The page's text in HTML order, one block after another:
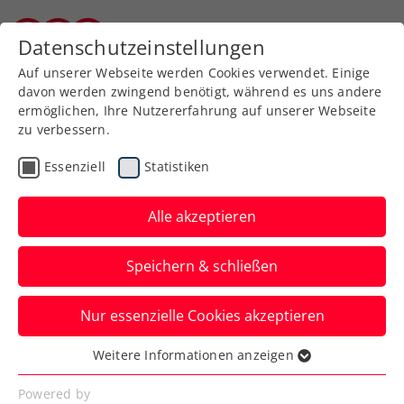
Zurück zur Newsübersicht
Turniere
Hochkarätige Besetzung
beim sportsbusiness.at
Breakfast Club
ÖTV-Präsident Martin Ohneberg diskutiert
bei den Erste Bank Open mit dem Who is
Who der Tennisszene.
Verfasst von: Manuel Wachta, 22.10.2024
Datenschutzeinstellungen
Auf unserer Webseite werden Cookies verwendet. Einige
davon werden zwingend benötigt, während es uns andere
ermöglichen, Ihre Nutzererfahrung auf unserer Webseite
zu verbessern.
Essenziell Statistiken
Alle akzeptieren
Speichern & schließen
Nur essenzielle Cookies akzeptieren
Essenziell
Essenzielle Cookies werden für grundlegende
Weitere Informationen anzeigen
Powered by